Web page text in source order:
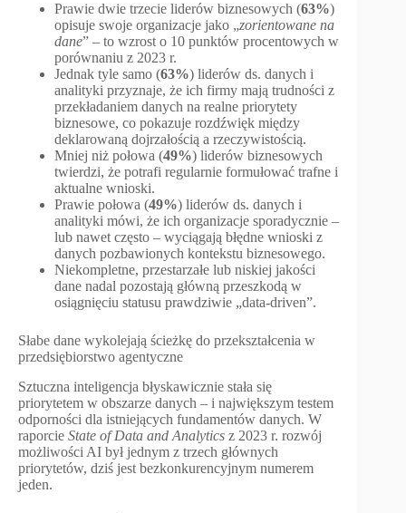
Prawie dwie trzecie liderów biznesowych (63%)
opisuje swoje organizacje jako „zorientowane na
dane” – to wzrost o 10 punktów procentowych w
porównaniu z 2023 r.
Jednak tyle samo (63%) liderów ds. danych i
analityki przyznaje, że ich firmy mają trudności z
przekładaniem danych na realne priorytety
biznesowe, co pokazuje rozdźwięk między
deklarowaną dojrzałością a rzeczywistością.
Mniej niż połowa (49%) liderów biznesowych
twierdzi, że potrafi regularnie formułować trafne i
aktualne wnioski.
Prawie połowa (49%) liderów ds. danych i
analityki mówi, że ich organizacje sporadycznie –
lub nawet często – wyciągają błędne wnioski z
danych pozbawionych kontekstu biznesowego.
Niekompletne, przestarzałe lub niskiej jakości
dane nadal pozostają główną przeszkodą w
osiągnięciu statusu prawdziwie „data-driven”.
Słabe dane wykolejają ścieżkę do przekształcenia w
przedsiębiorstwo agentyczne
Sztuczna inteligencja błyskawicznie stała się
priorytetem w obszarze danych – i największym testem
odporności dla istniejących fundamentów danych. W
raporcie State of Data and Analytics z 2023 r. rozwój
możliwości AI był jednym z trzech głównych
priorytetów, dziś jest bezkonkurencyjnym numerem
jeden.